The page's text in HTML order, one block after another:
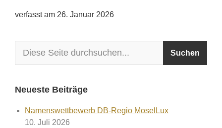
verfasst am 26. Januar 2026
Neueste Beiträge
Namenswettbewerb DB-Regio MoselLux
10. Juli 2026